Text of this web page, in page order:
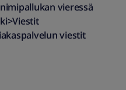
vieressä
viestit